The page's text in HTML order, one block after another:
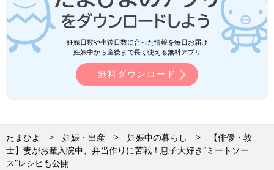
妊娠日数や生後日数に合った情報を毎日お届け
妊娠中から産後まで長く使える無料アプリ
無料ダウンロード
たまひよ 妊娠・出産 妊娠中の暮らし
【俳優・敦
士】妻がお産入院中、弁当作りに苦戦！息子大好き“ミートソー
ス”レシピも公開